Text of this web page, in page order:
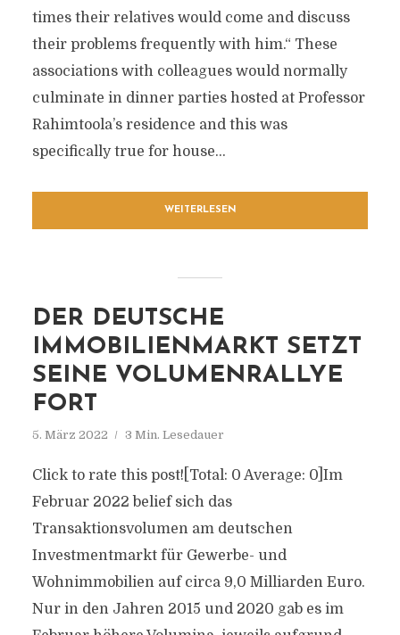
times their relatives would come and discuss
their problems frequently with him.“ These
associations with colleagues would normally
culminate in dinner parties hosted at Professor
Rahimtoola’s residence and this was
specifically true for house...
WEITERLESEN
DER DEUTSCHE
IMMOBILIENMARKT SETZT
SEINE VOLUMENRALLYE
FORT
5. März 2022 3 Min. Lesedauer
Click to rate this post![Total: 0 Average: 0]Im
Februar 2022 belief sich das
Transaktionsvolumen am deutschen
Investmentmarkt für Gewerbe- und
Wohnimmobilien auf circa 9,0 Milliarden Euro.
Nur in den Jahren 2015 und 2020 gab es im